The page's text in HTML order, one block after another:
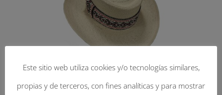
Este sitio web utiliza cookies y/o tecnologías similares,
propias y de terceros, con fines analíticas y para mostrar